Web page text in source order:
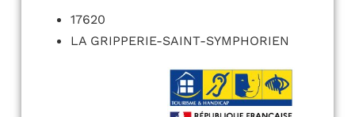
17620
LA GRIPPERIE-SAINT-SYMPHORIEN